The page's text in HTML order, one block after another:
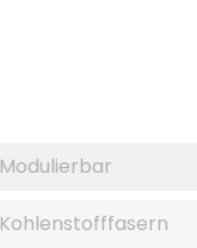
Modulierbar
Kohlenstofffasern